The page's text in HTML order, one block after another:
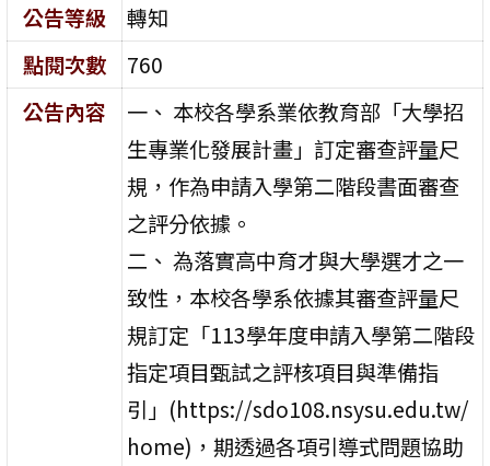
公告等級
轉知
點閱次數
760
公告內容
一、 本校各學系業依教育部「大學招
生專業化發展計畫」訂定審查評量尺
規，作為申請入學第二階段書面審查
之評分依據。
二、 為落實高中育才與大學選才之一
致性，本校各學系依據其審查評量尺
規訂定「113學年度申請入學第二階段
指定項目甄試之評核項目與準備指
引」(https://sdo108.nsysu.edu.tw/
home)，期透過各項引導式問題協助